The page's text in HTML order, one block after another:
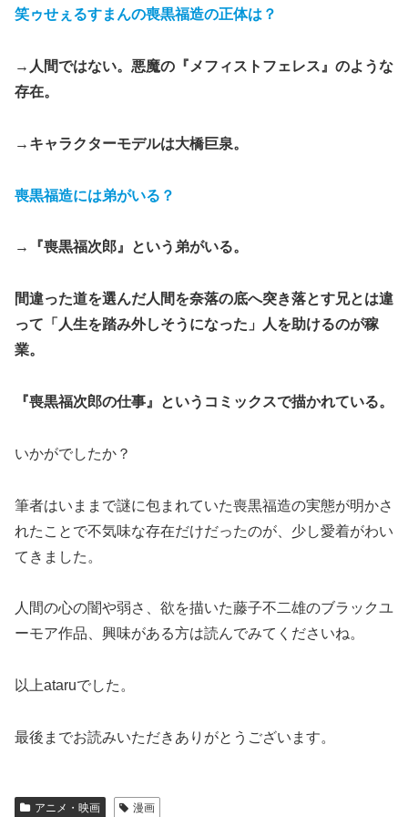
笑ゥせぇるすまんの喪黒福造の正体は？
→人間ではない。悪魔の『メフィストフェレス』のような
存在。
→キャラクターモデルは大橋巨泉。
喪黒福造には弟がいる？
→『喪黒福次郎』という弟がいる。
間違った道を選んだ人間を奈落の底へ突き落とす兄とは違
って「人生を踏み外しそうになった」人を助けるのが稼
業。
『喪黒福次郎の仕事』というコミックスで描かれている。
いかがでしたか？
筆者はいままで謎に包まれていた喪黒福造の実態が明かさ
れたことで不気味な存在だけだったのが、少し愛着がわい
てきました。
人間の心の闇や弱さ、欲を描いた藤子不二雄のブラックユ
ーモア作品、興味がある方は読んでみてくださいね。
以上ataruでした。
最後までお読みいただきありがとうございます。
アニメ・映画 漫画